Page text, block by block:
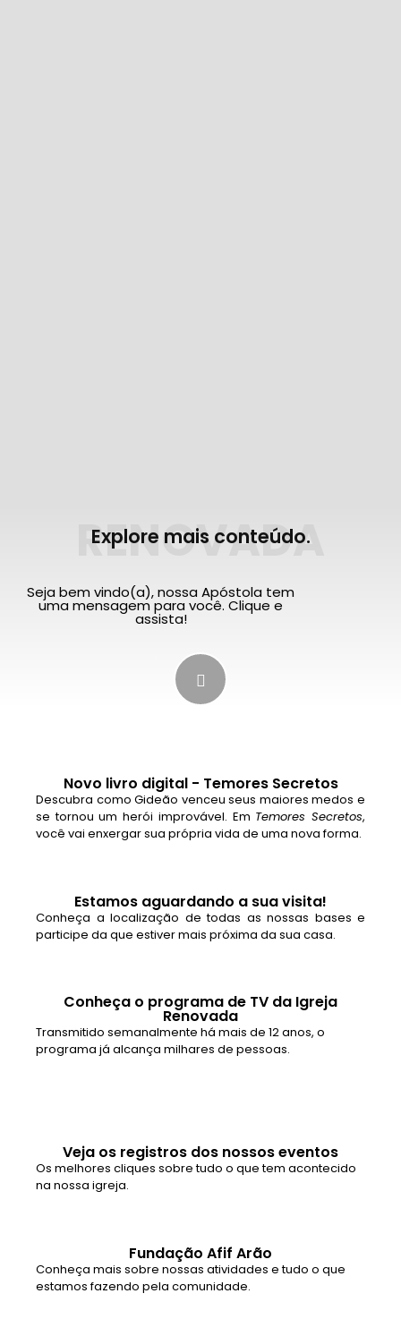
RENOVADA
Explore mais conteúdo.
Seja bem vindo(a), nossa Apóstola tem
uma mensagem para você. Clique e
assista!
Novo livro digital - Temores Secretos
Descubra como Gideão venceu seus maiores medos e
se tornou um herói improvável. Em Temores Secretos,
você vai enxergar sua própria vida de uma nova forma.
Estamos aguardando a sua visita!
Conheça a localização de todas as nossas bases e
participe da que estiver mais próxima da sua casa.
Conheça o programa de TV da Igreja
Renovada
Transmitido semanalmente há mais de 12 anos, o
programa já alcança milhares de pessoas.
Veja os registros dos nossos eventos
Os melhores cliques sobre tudo o que tem acontecido
na nossa igreja.
Fundação Afif Arão
Conheça mais sobre nossas atividades e tudo o que
estamos fazendo pela comunidade.